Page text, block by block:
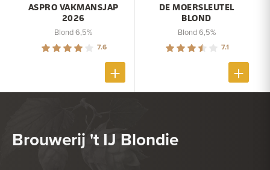
ASPRO VAKMANSJAP
2026
Blond 6,5%
7.6
DE MOERSLEUTEL
BLOND
Blond 6,5%
7.1
Brouwerij 't IJ Blondie